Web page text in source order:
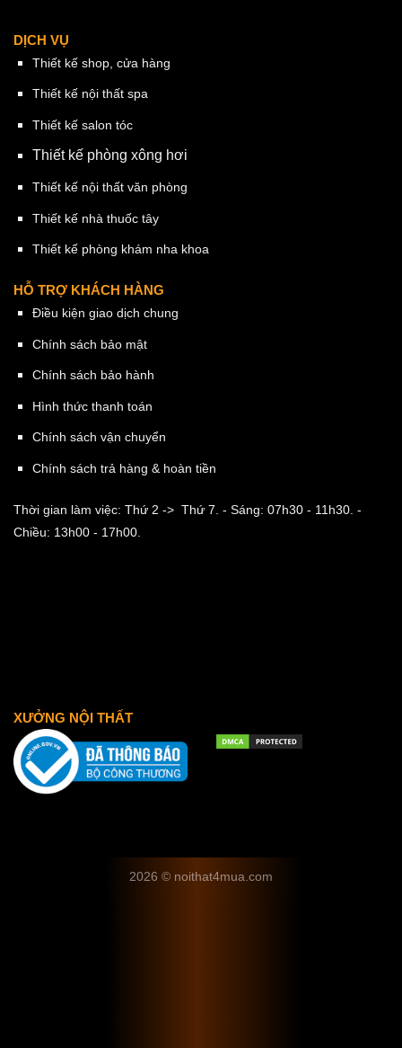
DỊCH VỤ
Thiết kế shop, cửa hàng
Thiết kế nội thất spa
Thiết kế salon tóc
Thiết kế phòng xông hơi
Thiết kế nội thất văn phòng
Thiết kế nhà thuốc tây
Thiết kế phòng khám nha khoa
HỖ TRỢ KHÁCH HÀNG
Điều kiện giao dịch chung
Chính sách bảo mật
Chính sách bảo hành
Hình thức thanh toán
Chính sách vận chuyển
Chính sách trả hàng & hoàn tiền
Thời gian làm việc: Thứ 2 -> Thứ 7. - Sáng: 07h30 - 11h30. -
Chiều: 13h00 - 17h00.
XƯỞNG NỘI THẤT
2026 © noithat4mua.com